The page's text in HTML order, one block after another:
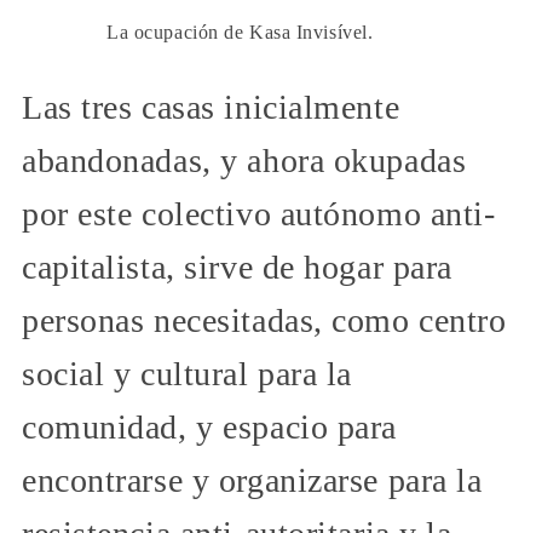
La ocupación de Kasa Invisível.
Las tres casas inicialmente
abandonadas, y ahora okupadas
por este colectivo autónomo anti-
capitalista, sirve de hogar para
personas necesitadas, como centro
social y cultural para la
comunidad, y espacio para
encontrarse y organizarse para la